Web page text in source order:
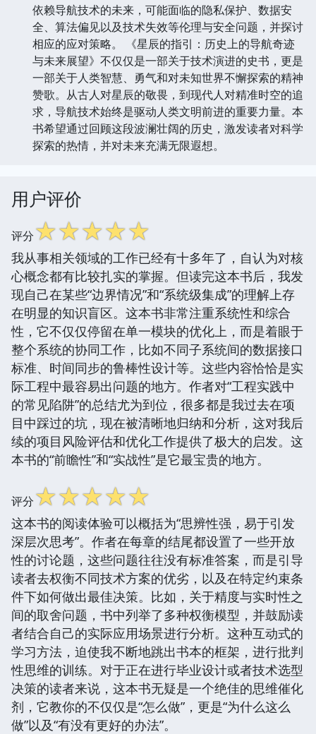
依赖导航技术的未来，可能面临的隐私保护、数据安
全、算法偏见以及技术失效等伦理与安全问题，并探讨
相应的应对策略。 《星辰的指引：历史上的导航奇迹
与未来展望》不仅仅是一部关于技术演进的史书，更是
一部关于人类智慧、勇气和对未知世界不懈探索的精神
赞歌。从古人对星辰的敬畏，到现代人对精准时空的追
求，导航技术始终是驱动人类文明前进的重要力量。本
书希望通过回顾这段波澜壮阔的历史，激发读者对科学
探索的热情，并对未来充满无限遐想。
用户评价
评分☆☆☆☆☆
我从事相关领域的工作已经有十多年了，自认为对核
心概念都有比较扎实的掌握。但读完这本书后，我发
现自己在某些“边界情况”和“系统级集成”的理解上存
在明显的知识盲区。这本书非常注重系统性和综合
性，它不仅仅停留在单一模块的优化上，而是着眼于
整个系统的协同工作，比如不同子系统间的数据接口
标准、时间同步的鲁棒性设计等。这些内容恰恰是实
际工程中最容易出问题的地方。作者对“工程实践中
的常见陷阱”的总结尤为到位，很多都是我过去在项
目中踩过的坑，现在被清晰地归纳和分析，这对我后
续的项目风险评估和优化工作提供了极大的启发。这
本书的“前瞻性”和“实战性”是它最宝贵的地方。
评分☆☆☆☆☆
这本书的阅读体验可以概括为“思辨性强，易于引发
深层次思考”。作者在每章的结尾都设置了一些开放
性的讨论题，这些问题往往没有标准答案，而是引导
读者去权衡不同技术方案的优劣，以及在特定约束条
件下如何做出最佳决策。比如，关于精度与实时性之
间的取舍问题，书中列举了多种权衡模型，并鼓励读
者结合自己的实际应用场景进行分析。这种互动式的
学习方法，迫使我不断地跳出书本的框架，进行批判
性思维的训练。对于正在进行毕业设计或者技术选型
决策的读者来说，这本书无疑是一个绝佳的思维催化
剂，它教你的不仅仅是“怎么做”，更是“为什么这么
做”以及“有没有更好的办法”。